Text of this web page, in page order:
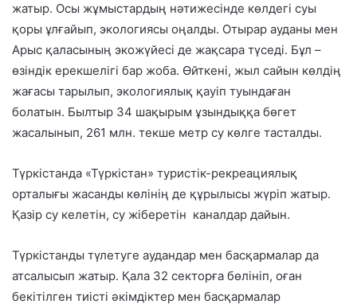
жатыр. Осы жұмыстардың нәтижесінде көлдегі суы
қоры ұлғайып, экологиясы оңалды. Отырар ауданы мен
Арыс қаласының экожүйесі де жақсара түседі. Бұл –
өзіндік ерекшелігі бар жоба. Өйткені, жыл сайын көлдің
жағасы тарылып, экологиялық қауіп туындаған
болатын. Былтыр 34 шақырым ұзындыққа бөгет
жасалынып, 261 млн. текше метр су көлге тасталды.
Түркістанда «Түркістан» туристік-рекреациялық
орталығы жасанды көлінің де құрылысы жүріп жатыр.
Қазір су келетін, су жіберетін каналдар дайын.
Түркістанды түлетуге аудандар мен басқармалар да
атсалысып жатыр. Қала 32 секторға бөлініп, оған
бекітілген тиісті әкімдіктер мен басқармалар